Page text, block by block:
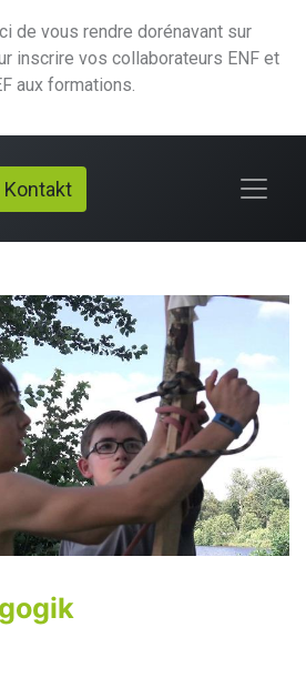
de vous rendre dorénavant sur
inscrire vos collaborateurs ENF et
aux formations.
Kontakt